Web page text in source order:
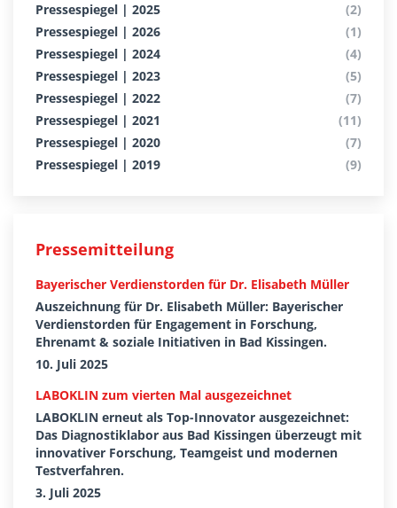
Pressespiegel | 2025
(2)
Pressespiegel | 2026
(1)
Pressespiegel | 2024
(4)
Pressespiegel | 2023
(5)
Pressespiegel | 2022
(7)
Pressespiegel | 2021
(11)
Pressespiegel | 2020
(7)
Pressespiegel | 2019
(9)
Pressemitteilung
Bayerischer Verdienstorden für Dr. Elisabeth Müller
Auszeichnung für Dr. Elisabeth Müller: Bayerischer
Verdienstorden für Engagement in Forschung,
Ehrenamt & soziale Initiativen in Bad Kissingen.
10. Juli 2025
LABOKLIN zum vierten Mal ausgezeichnet
LABOKLIN erneut als Top-Innovator ausgezeichnet:
Das Diagnostiklabor aus Bad Kissingen überzeugt mit
innovativer Forschung, Teamgeist und modernen
Testverfahren.
3. Juli 2025